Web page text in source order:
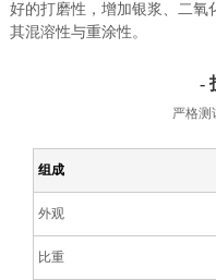
好的打磨性，增加银浆、二氧
其混溶性与重涂性。
-
严格测
组成
外观
比重